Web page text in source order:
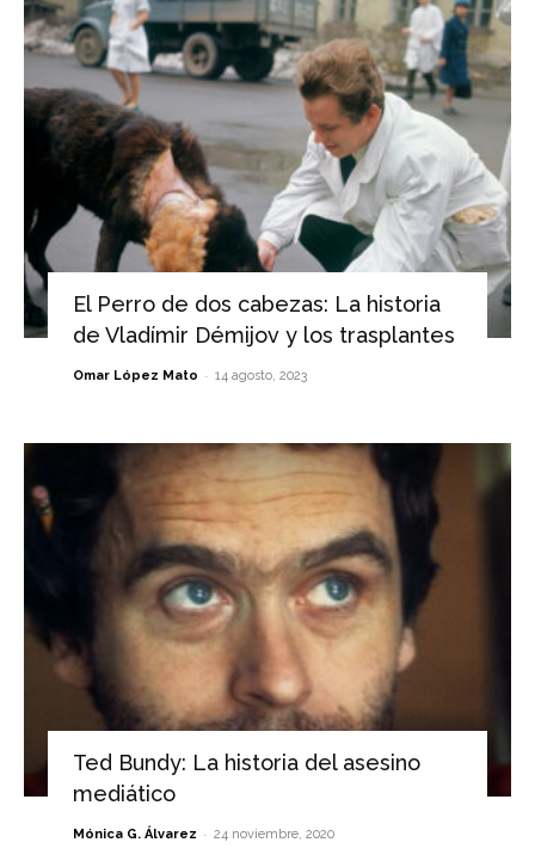
El Perro de dos cabezas: La historia
de Vladímir Démijov y los trasplantes
Omar López Mato - 14 agosto, 2023
Ted Bundy: La historia del asesino
mediático
Mónica G. Álvarez - 24 noviembre, 2020